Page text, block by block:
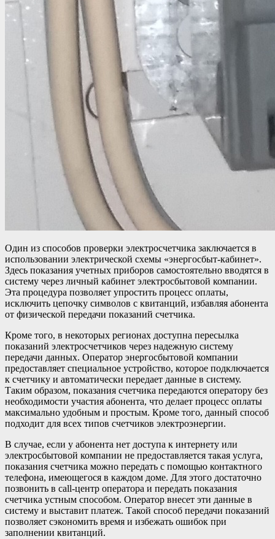
Один из способов проверки электросчетчика заключается в
использовании электрической схемы «энергосбыт-кабинет».
Здесь показания учетных приборов самостоятельно вводятся в
систему через личный кабинет электросбытовой компании.
Эта процедура позволяет упростить процесс оплаты,
исключить цепочку символов с квитанций, избавляя абонента
от физической передачи показаний счетчика.
Кроме того, в некоторых регионах доступна пересылка
показаний электросчетчиков через надежную систему
передачи данных. Оператор энергосбытовой компании
предоставляет специальное устройство, которое подключается
к счетчику и автоматически передает данные в систему.
Таким образом, показания счетчика передаются оператору без
необходимости участия абонента, что делает процесс оплаты
максимально удобным и простым. Кроме того, данный способ
подходит для всех типов счетчиков электроэнергии.
В случае, если у абонента нет доступа к интернету или
электросбытовой компании не предоставляется такая услуга,
показания счетчика можно передать с помощью контактного
телефона, имеющегося в каждом доме. Для этого достаточно
позвонить в call-центр оператора и передать показания
счетчика устным способом. Оператор внесет эти данные в
систему и выставит платеж. Такой способ передачи показаний
позволяет сэкономить время и избежать ошибок при
заполнении квитанций.